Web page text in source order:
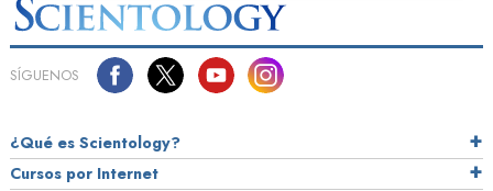
SÍGUENOS
¿Qué es Scientology?
Cursos por Internet